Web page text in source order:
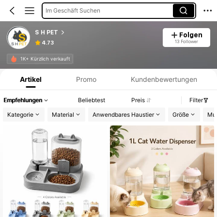
Im Geschäft Suchen
S H PET
4.73
Folgen
13 Follower
1K+ Kürzlich verkauft
Produktinformation: Preisangabe, Verkaufs- und Lagerbestandsdetails.
Artikel Promo Kundenbewertungen
Empfehlungen Beliebtest Preis
Filter
Kategorie
Material Anwendbares Haustier Größe